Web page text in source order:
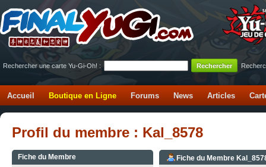
Rechercher une carte Yu-Gi-Oh! :
Accueil Boutique en Ligne Forums News Articles
Profil du membre : Kal_8578
Fiche du Membre Fiche du Membre